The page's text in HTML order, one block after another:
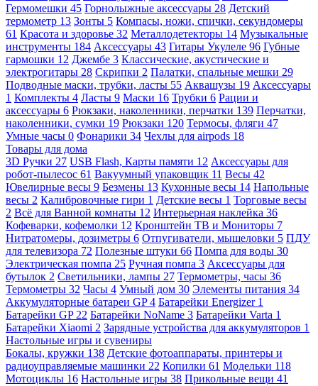
Гермомешки 45 Горнолыжные аксессуары 28 Детский
термометр 13 Зонты 5 Компасы, ножи, спички, секундомеры
61 Красота и здоровье 32 Металлодетекторы 14 Музыкальные
инструменты 184 Аксессуары 43 Гитары Укулеле 96 Губные
гармошки 12 Джембе 3 Классические, акустические и
электрогитары 28 Скрипки 2 Палатки, спальные мешки 29
Подводные маски, трубки, ласты 55 Аквашузы 19 Аксессуары
1 Комплекты 4 Ласты 9 Маски 16 Трубки 6 Рации и
аксессуары 6 Рюкзаки, наколенники, перчатки 139 Перчатки,
наколенники, сумки 19 Рюкзаки 120 Термосы, фляги 47
Умные часы 0 Фонарики 34 Чехлы для airpods 18
Товары для дома
3D Ручки 27 USB Flash, Карты памяти 12 Аксессуары для
робот-пылесос 61 Вакуумный упаковщик 11 Весы 42
Ювелирные весы 9 Безмены 13 Кухонные весы 14 Напольные
весы 2 Калибровочные гири 1 Детские весы 1 Торговые весы
2 Всё для Ванной комнаты 12 Интерьерная наклейка 36
Кофеварки, кофемолки 12 Кронштейн ТВ и Мониторы 7
Нитратомеры, дозиметры 6 Отпугиватели, мышеловки 5 ПДУ
для телевизора 72 Полезные штуки 66 Помпа для воды 30
Электрическая помпа 25 Ручная помпа 3 Аксессуары для
бутылок 2 Светильники, лампы 27 Термометры, часы 36
Термометры 32 Часы 4 Умный дом 30 Элементы питания 34
Аккумуляторные батареи GP4 Батарейки Energizer 1
Батарейки GP 22 Батарейки NoName 3 Батарейки Varta 1
Батарейки Xiaomi 2 Зарядные устройства для аккумуляторов 1
Настольные игры и сувениры
Бокалы, кружки 138 Детские фотоаппараты, принтеры и
радиоуправляемые машинки 22 Копилки 61 Модельки 118
Мотоциклы 16 Настольные игры 38 Прикольные вещи 41